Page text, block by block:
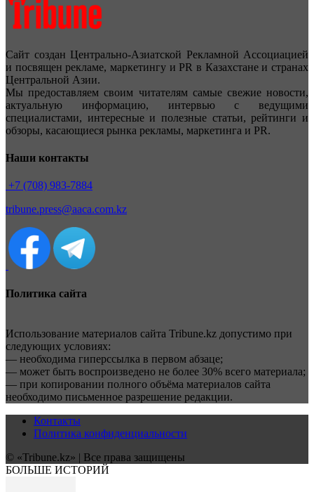
Сайт создан Центрально-Азиатской Рекламной Ассоциацией
и посвящен рекламе, маркетингу и PR в Казахстане и странах
Центральной Азии.
Мы предоставляем своим читателям самые свежие новости,
актуальную информацию, интервью с ведущими
специалистами, интересные и полезные статьи, рейтинги и
обзоры, касающиеся рынка рекламы, маркетинга и PR.
Наши контакты
+7 (708) 983-7884
tribune.press@aaca.com.kz
Политика сайта
Использование материалов сайта Tribune.kz допустимо при
следующих условиях:
— необходима гиперссылка в первом абзаце;
— может быть воспроизведено не более 30% всего материала;
— при копировании полного объёма материалов сайта
необходимо письменное разрешение редакции.
Контакты
Политика конфиденциальности
© «Tribune.kz» | Все права защищены
БОЛЬШЕ ИСТОРИЙ